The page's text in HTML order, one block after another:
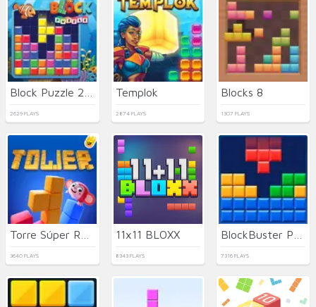
2629 PLAYS
Templok
2874 PLAYS
Blocks 8
1307 PLAYS
3640 PLAYS
11x11 BLOXX
8343 PLAYS 7316 PLAYS